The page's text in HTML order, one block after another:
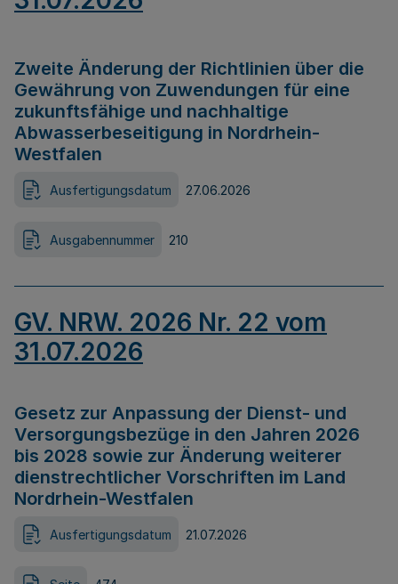
Zweite Änderung der Richtlinien über die
Gewährung von Zuwendungen für eine
zukunftsfähige und nachhaltige
Abwasserbeseitigung in Nordrhein-
Westfalen
Ausfertigungsdatum 27.06.2026
Ausgabennummer 210
GV. NRW. 2026 Nr. 22 vom
31.07.2026
Gesetz zur Anpassung der Dienst- und
Versorgungsbezüge in den Jahren 2026
bis 2028 sowie zur Änderung weiterer
dienstrechtlicher Vorschriften im Land
Nordrhein-Westfalen
Ausfertigungsdatum 21.07.2026